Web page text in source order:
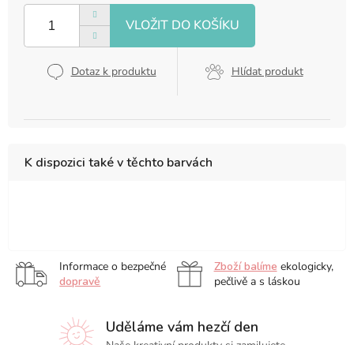
cena:
Dotaz k produktu Hlídat produkt
K dispozici také v těchto barvách
cm
cm
20
cm
31
cm
41
cm
Informace o bezpečné
dopravě
Zboží balíme ekologicky,
pečlivě a s láskou
Uděláme vám hezčí den